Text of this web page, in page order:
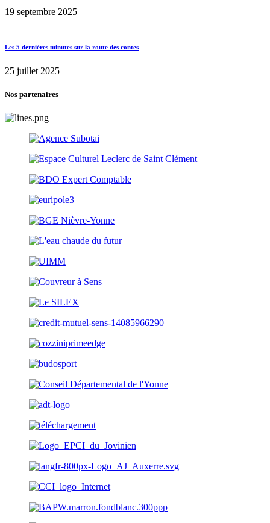
19 septembre 2025
Les 5 dernières minutes sur la route des contes
25 juillet 2025
Nos partenaires